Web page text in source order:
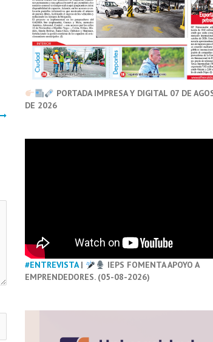
PORTADA IMPRESA Y DIGITAL 07 DE
DE 2026
#ENTREVISTA|
IEPS FOMENTA APOYO A
EMPRENDEDORES. (05-08-2026)